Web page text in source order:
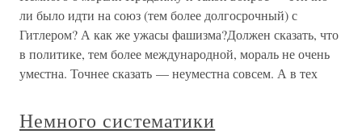
ли было идти на союз (тем более долгосрочный) с
Гитлером? А как же ужасы фашизма?Должен сказать, что
в политике, тем более международной, мораль не очень
уместна. Точнее сказать — неуместна совсем. А в тех
Немного систематики